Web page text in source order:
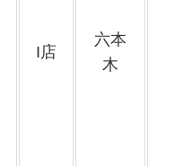
I店
六本
木